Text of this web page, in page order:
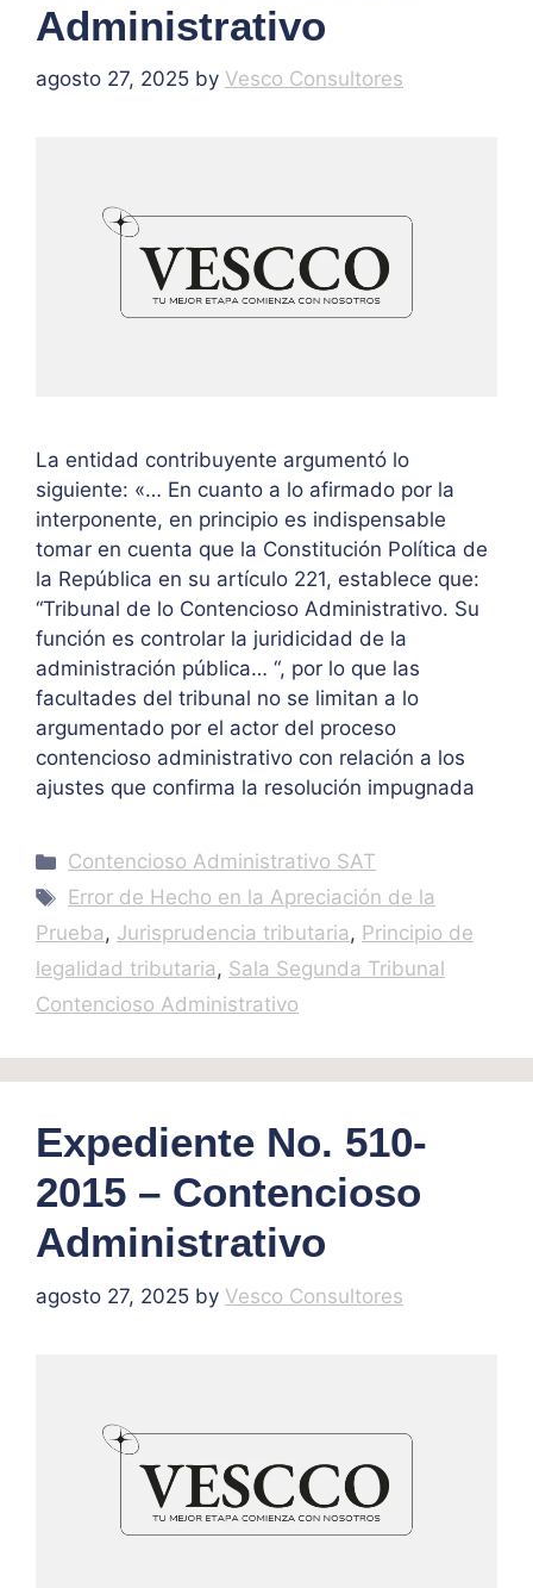
Administrativo
agosto 27, 2025 by Vesco Consultores
La entidad contribuyente argumentó lo
siguiente: «… En cuanto a lo afirmado por la
interponente, en principio es indispensable
tomar en cuenta que la Constitución Política de
la República en su artículo 221, establece que:
“Tribunal de lo Contencioso Administrativo. Su
función es controlar la juridicidad de la
administración pública… “, por lo que las
facultades del tribunal no se limitan a lo
argumentado por el actor del proceso
contencioso administrativo con relación a los
ajustes que confirma la resolución impugnada
Categories
Contencioso Administrativo SAT
Tags
Error de Hecho en la Apreciación de la
Prueba, Jurisprudencia tributaria, Principio de
legalidad tributaria, Sala Segunda Tribunal
Contencioso Administrativo
Expediente No. 510-
2015 – Contencioso
Administrativo
agosto 27, 2025 by Vesco Consultores